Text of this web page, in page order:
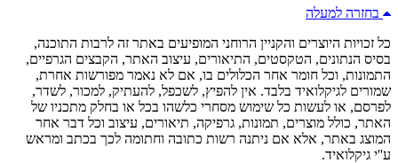
בחזרה למעלה
כל זכויות היוצרים והקניין הרוחני המופיעים באתר זה לרבות התוכנה,
בסיס הנתונים, הטקסטים, התיאורים, עיצוב האתר, הקבצים הגרפיים,
התמונות, וכל חומר אחר הכלולים בו, אם לא נאמר מפורשות אחרת,
שמורים לגיקלואיד בלבד. אין להפיץ, לשכפל, להעתיק, למכור, לשדר,
לפרסם, או לעשות כל שימוש מסחרי כלשהו בכל או בחלק מתכניו של
האתר, כולל מוצרים, תמונות, גרפיקה, תיאורים, עיצוב וכל דבר אחר
המוצג באתר, אלא אם ניתנה רשות כתובה וחתומה לכך בכתב ומראש
ע''י גיקלואיד.